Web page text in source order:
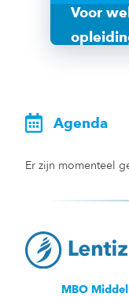
Voor
Agenda
Er zijn momenteel
MBO